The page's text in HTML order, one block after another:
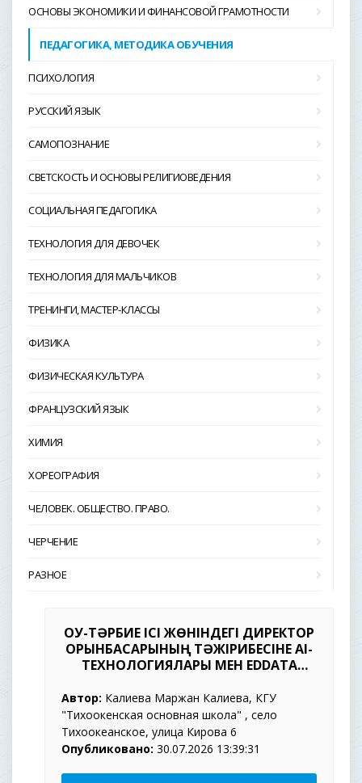
ОСНОВЫ ЭКОНОМИКИ И ФИНАНСОВОЙ ГРАМОТНОСТИ
ПЕДАГОГИКА, МЕТОДИКА ОБУЧЕНИЯ
ПСИХОЛОГИЯ
РУССКИЙ ЯЗЫК
САМОПОЗНАНИЕ
СВЕТСКОСТЬ И ОСНОВЫ РЕЛИГИОВЕДЕНИЯ
СОЦИАЛЬНАЯ ПЕДАГОГИКА
ТЕХНОЛОГИЯ ДЛЯ ДЕВОЧЕК
ТЕХНОЛОГИЯ ДЛЯ МАЛЬЧИКОВ
ТРЕНИНГИ, МАСТЕР-КЛАССЫ
ФИЗИКА
ФИЗИЧЕСКАЯ КУЛЬТУРА
ФРАНЦУЗСКИЙ ЯЗЫК
ХИМИЯ
ХОРЕОГРАФИЯ
ЧЕЛОВЕК. ОБЩЕСТВО. ПРАВО.
ЧЕРЧЕНИЕ
РАЗНОЕ
ОҚУ-ТӘРБИЕ ІСІ ЖӨНІНДЕГІ ДИРЕКТОР
ОРЫНБАСАРЫНЫҢ ТӘЖІРИБЕСІНЕ AI-
ТЕХНОЛОГИЯЛАРЫ МЕН EDDATA
ДЕЙІН
Автор: Калиева Маржан Калиева, КГУ
"Тихоокенская основная школа" , село
Тихоокеанское, улица Кирова 6
Опубликовано: 30.07.2026 13:39:31